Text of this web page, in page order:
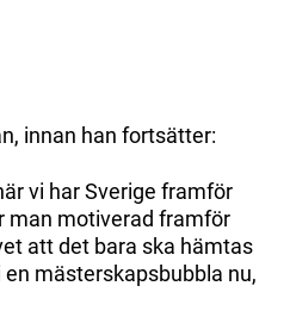
innan han fortsätter:
vi har Sverige framför
man motiverad framför
att det bara ska hämtas
mästerskapsbubbla nu,